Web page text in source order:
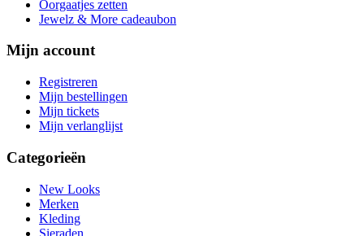
Oorgaatjes zetten
Jewelz & More cadeaubon
Mijn account
Registreren
Mijn bestellingen
Mijn tickets
Mijn verlanglijst
Categorieën
New Looks
Merken
Kleding
Sieraden